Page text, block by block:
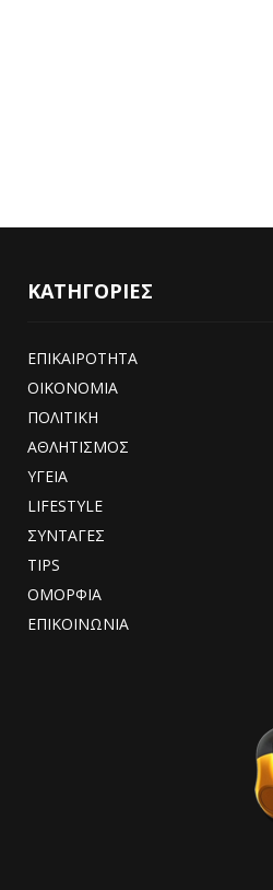
ΚΑΤΗΓΟΡΙΕΣ
ΕΠΙΚΑΙΡΟΤΗΤΑ
ΟΙΚΟΝΟΜΙΑ
ΠΟΛΙΤΙΚΗ
ΑΘΛΗΤΙΣΜΟΣ
ΥΓΕΙΑ
LIFESTYLE
ΣΥΝΤΑΓΕΣ
TIPS
ΟΜΟΡΦΙΑ
ΕΠΙΚΟΙΝΩΝΙΑ